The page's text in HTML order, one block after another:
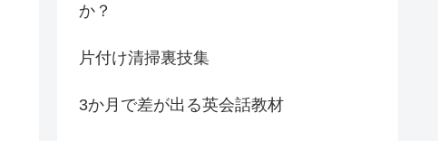
か？
片付け清掃裏技集
3か月で差が出る英会話教材